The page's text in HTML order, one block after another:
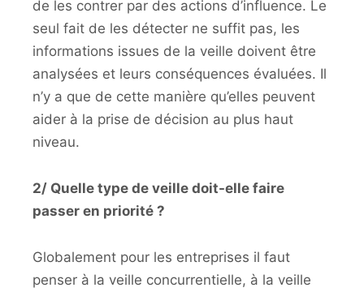
de les contrer par des actions d’influence. Le
seul fait de les détecter ne suffit pas, les
informations issues de la veille doivent être
analysées et leurs conséquences évaluées. Il
n’y a que de cette manière qu’elles peuvent
aider à la prise de décision au plus haut
niveau.
2/ Quelle type de veille doit-elle faire
passer en priorité ?
Globalement pour les entreprises il faut
penser à la veille concurrentielle, à la veille